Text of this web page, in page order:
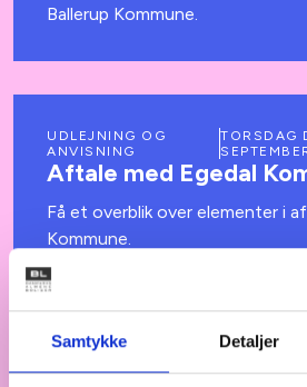
Samtykke Detaljer
Ballerup Kommune.
UDLEJNING OG
ANVISNING
TORSDAG
Aftale med Egedal
Få et overblik over elementer i
Kommune.
ANVISNING